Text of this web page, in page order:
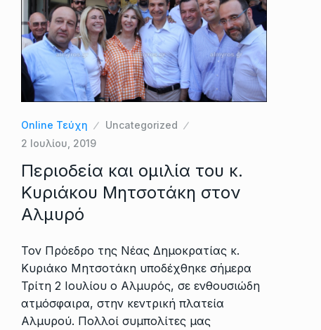
Online Τεύχη
Uncategorized
2 Ιουλίου, 2019
Περιοδεία και ομιλία του κ.
Κυριάκου Μητσοτάκη στον
Αλμυρό
Τον Πρόεδρο της Νέας Δημοκρατίας κ.
Κυριάκο Μητσοτάκη υποδέχθηκε σήμερα
Τρίτη 2 Ιουλίου ο Αλμυρός, σε ενθουσιώδη
ατμόσφαιρα, στην κεντρική πλατεία
Αλμυρού. Πολλοί συμπολίτες μας